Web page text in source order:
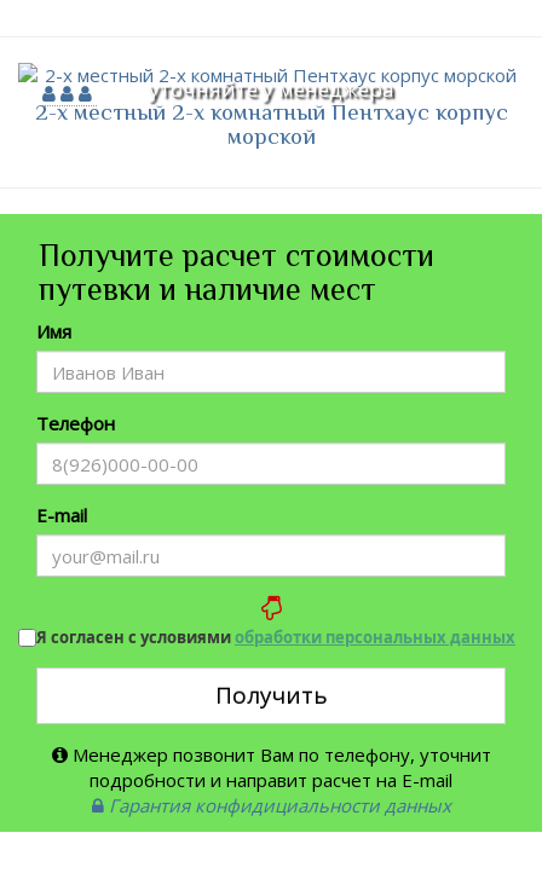
уточняйте у менеджера
2-х местный 2-х комнатный Пентхаус корпус
морской
Получите расчет стоимости
путевки и наличие мест
Имя
Телефон
E-mail
Я согласен с условиямиобработки персональных данных
Получить
Менеджер позвонит Вам по телефону, уточнит
подробности и направит расчет на E-mail
Гарантия конфидициальности данных